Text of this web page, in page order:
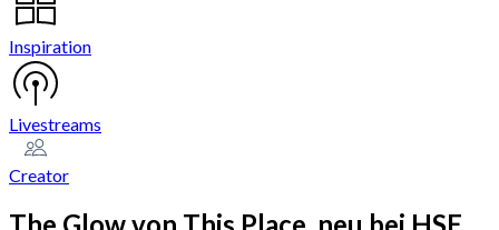
Inspiration
Livestreams
Creator